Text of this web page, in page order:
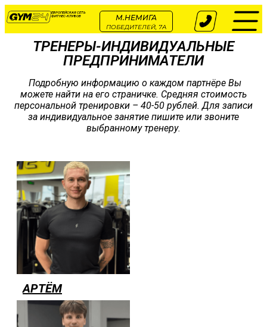
ЕВРОПЕЙСКАЯ СЕТЬ
ФИТНЕС-КЛУБОВ
М.НЕМИГА
ПОБЕДИТЕЛЕЙ, 7А
ТРЕНЕРЫ-ИНДИВИДУАЛЬНЫЕ
ПРЕДПРИНИМАТЕЛИ
Подробную информацию о каждом партнёре Вы
можете найти на его страничке. Средняя стоимость
персональной тренировки – 40-50 рублей. Для записи
за индивидуальное занятие пишите или звоните
выбранному тренеру.
АРТЁМ